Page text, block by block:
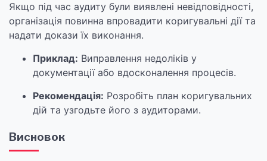
Якщо під час аудиту були виявлені невідповідності,
організація повинна впровадити коригувальні дії та
надати докази їх виконання.
Приклад: Виправлення недоліків у
документації або вдосконалення процесів.
Рекомендація: Розробіть план коригувальних
дій та узгодьте його з аудиторами.
Висновок